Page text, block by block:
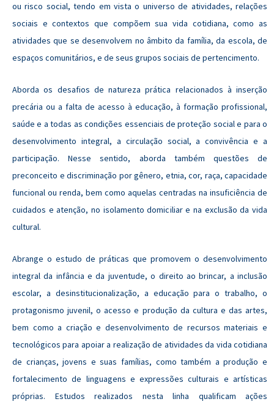
ou risco social, tendo em vista o universo de atividades, relações
sociais e contextos que compõem sua vida cotidiana, como as
atividades que se desenvolvem no âmbito da família, da escola, de
espaços comunitários, e de seus grupos sociais de pertencimento.
Aborda os desafios de natureza prática relacionados à inserção
precária ou a falta de acesso à educação, à formação profissional,
saúde e a todas as condições essenciais de proteção social e para o
desenvolvimento integral, a circulação social, a convivência e a
participação. Nesse sentido, aborda também questões de
preconceito e discriminação por gênero, etnia, cor, raça, capacidade
funcional ou renda, bem como aquelas centradas na insuficiência de
cuidados e atenção, no isolamento domiciliar e na exclusão da vida
cultural.
Abrange o estudo de práticas que promovem o desenvolvimento
integral da infância e da juventude, o direito ao brincar, a inclusão
escolar, a desinstitucionalização, a educação para o trabalho, o
protagonismo juvenil, o acesso e produção da cultura e das artes,
bem como a criação e desenvolvimento de recursos materiais e
tecnológicos para apoiar a realização de atividades da vida cotidiana
de crianças, jovens e suas famílias, como também a produção e
fortalecimento de linguagens e expressões culturais e artísticas
próprias. Estudos realizados nesta linha qualificam ações